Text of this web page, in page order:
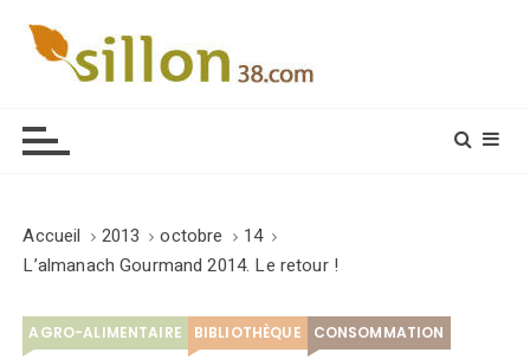
Accueil 2013 octobre
14
L’almanach Gourmand 2014. Le retour !
AGRO-ALIMENTAIRE BIBLIOTHÈQUE CONSOMMATION